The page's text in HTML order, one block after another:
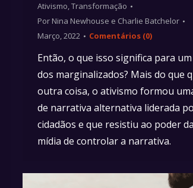
Ativismo,Transformação
Por Nina Newhouse e Charlie Batchelor
Março, 2022
Comentários (0)
Então, o que isso significa para
dos marginalizados? Mais do que
outra coisa, o ativismo formou
de narrativa alternativa liderada
cidadãos e que resistiu ao poder
mídia de controlar a narrativa.